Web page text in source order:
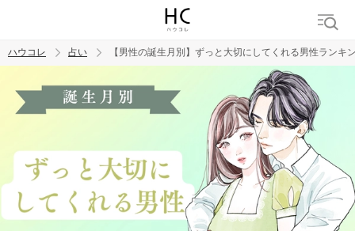
ハウコレ 占い 【男性の誕生月別】ずっと大切にしてくれる男性ランキ